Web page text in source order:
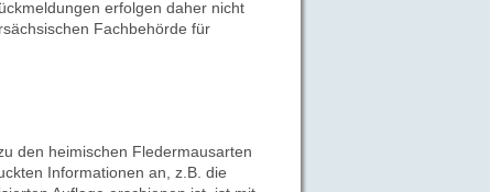
erfolgen daher nicht
Fachbehörde für
den heimischen Fledermausarten
Informationen an, z.B. die